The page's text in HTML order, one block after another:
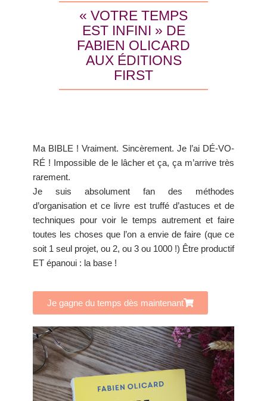
« VOTRE TEMPS
EST INFINI » DE
FABIEN OLICARD
AUX ÉDITIONS
FIRST
Ma BIBLE ! Vraiment. Sincèrement. Je l’ai DÉ-VO-
RÉ ! Impossible de le lâcher et ça, ça m’arrive très
rarement.
Je suis absolument fan des méthodes
d’organisation et ce livre est truffé d’astuces et de
techniques pour voir le temps autrement et faire
toutes les choses que l’on a envie de faire (que ce
soit 1 seul projet, ou 2, ou 3 ou 1000 !) Être productif
ET épanoui : la base !
Je gagne du temps dès maintenant